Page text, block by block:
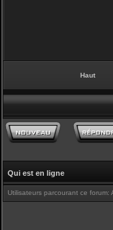
Haut
Qui est en ligne
Utilisateurs parcourant ce